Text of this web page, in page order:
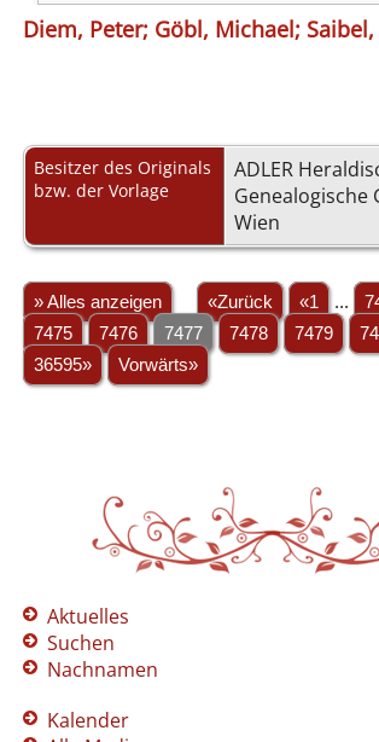
Diem, Peter; Göbl, Michael; Saibel,
Besitzer des Originals
bzw. der Vorlage
ADLER
Genealogische
Wien
» Alles anzeigen «Zurück «1 ...
7475
7476 7477 7478 7479
36595»
Vorwärts»
Aktuelles
Suchen
Nachnamen
Kalender